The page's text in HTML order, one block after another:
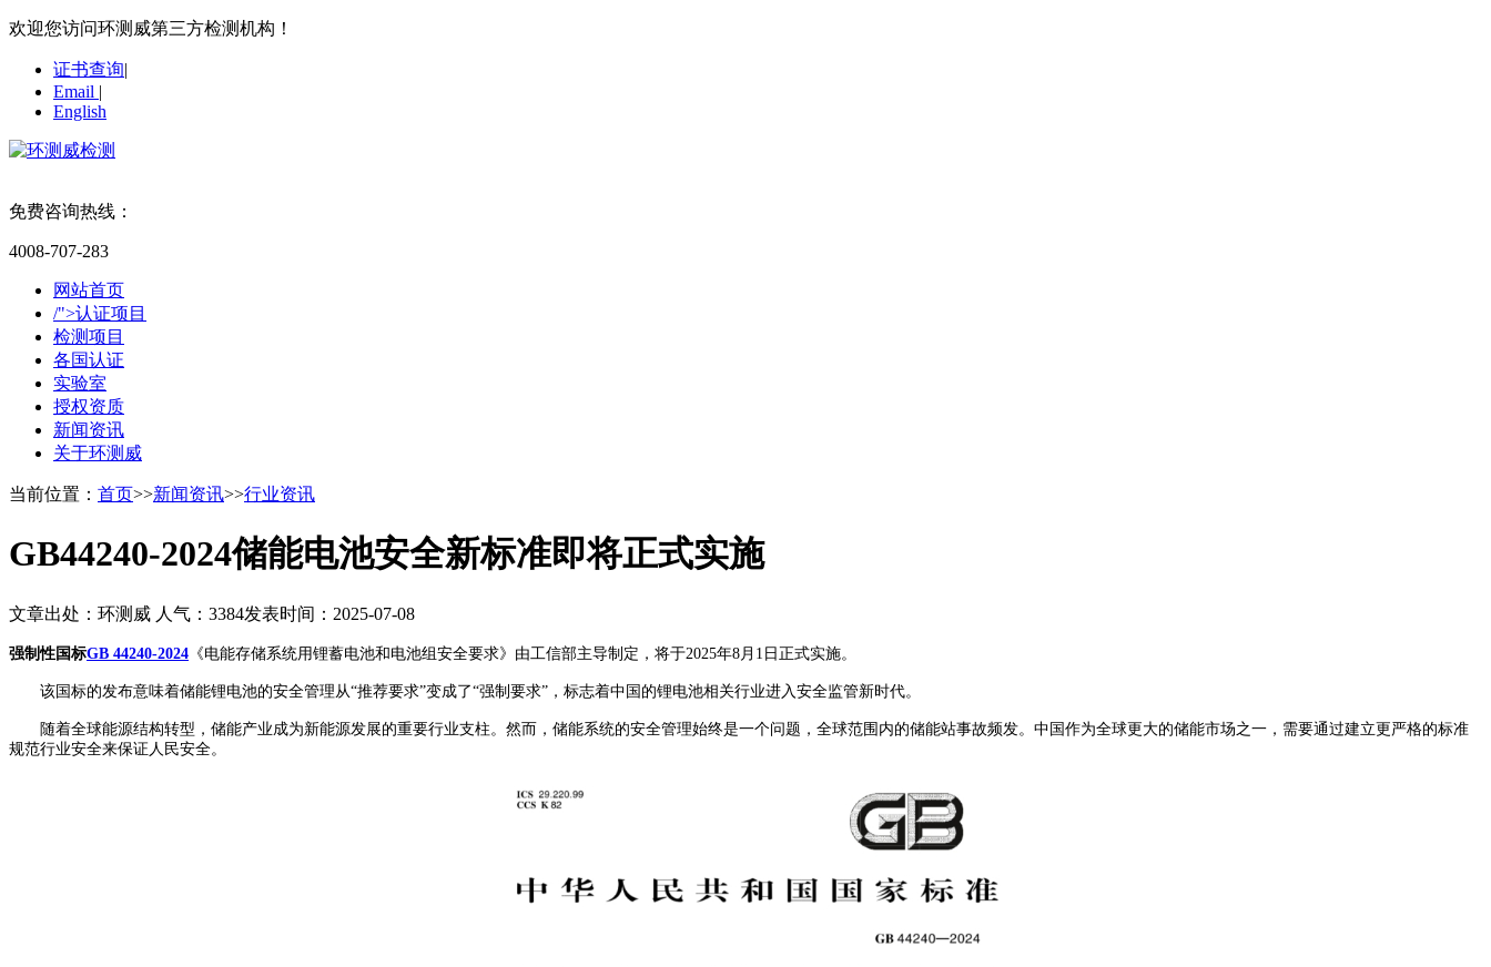
欢迎您访问环测威第三方检测机构！
证书查询|
Email |
English
免费咨询热线：
4008-707-283
网站首页
/">认证项目
检测项目
各国认证
实验室
授权资质
新闻资讯
关于环测威
当前位置： 首页>>新闻资讯>>行业资讯
GB44240-2024储能电池安全新标准即将正式实施
文章出处：环测威 人气： 3384发表时间：2025-07-08
强制性国标GB 44240-2024 《电能存储系统用锂蓄电池和电池组安全要求》由工信部主导制定，将于2025年8月1日正式实施。
该国标的发布意味着储能锂电池的安全管理从“推荐要求”变成了“强制要求”，标志着中国的锂电池相关行业进入安全监管新时代。
随着全球能源结构转型，储能产业成为新能源发展的重要行业支柱。然而，储能系统的安全管理始终是一个问题，全球范围内的储能站事故频发。中国作为全球更大的储能市场之一，需要通过建立更严格的标准
规范行业安全来保证人民安全。